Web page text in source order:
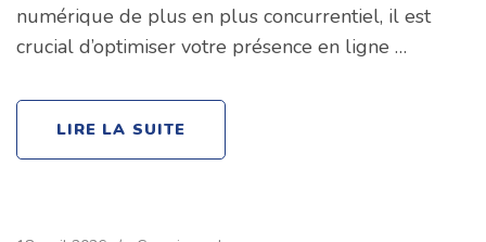
numérique de plus en plus concurrentiel, il est
crucial d’optimiser votre présence en ligne …
LIRE LA SUITE